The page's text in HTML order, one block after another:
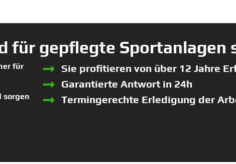
für gepflegte Sportanlagen
für
sorgen
Sie profitieren von über 12 Jahre
Garantierte Antwort in 24h
Termingerechte Erledigung der